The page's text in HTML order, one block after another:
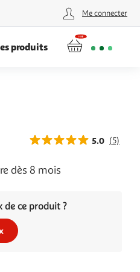
Me connecter
produits
5.0 (5)
dès 8 mois
de ce produit ?